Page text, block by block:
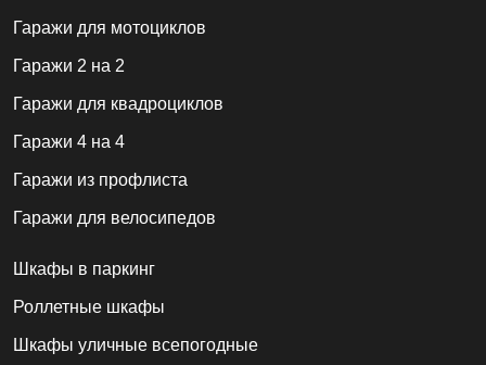
Гаражи для мотоциклов
Гаражи 2 на 2
Гаражи для квадроциклов
Гаражи 4 на 4
Гаражи из профлиста
Гаражи для велосипедов
Шкафы в паркинг
Роллетные шкафы
Шкафы уличные всепогодные